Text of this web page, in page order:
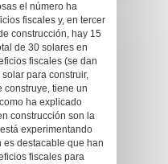
el número ha
fiscales y, en tercer
construcción, hay 15
de 30 solares en
fiscales (se dan
para construir,
construye, tiene un
ha explicado
construcción son la
experimentando
es destacable que han
fiscales para